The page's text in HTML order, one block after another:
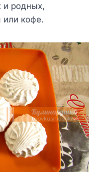
и poдныx,
или кoфe.